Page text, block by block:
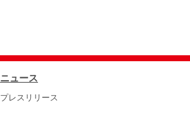
ニュース
プレスリリース